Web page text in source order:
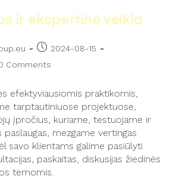
ir ekspertinė veikla
2024-08-15
Comments
efektyviausiomis praktikomis,
tarptautiniuose projektuose,
įpročius, kuriame, testuojame ir
mezgame vertingas
savo klientams galime pasiūlyti
paskaitas, diskusijas žiedinės
temomis.